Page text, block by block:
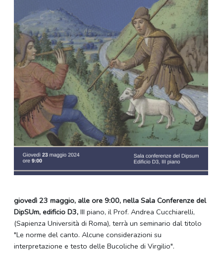
giovedì 23 maggio, alle ore 9:00, nella Sala Conferenze del
DipSUm, edificio D3, III piano, il Prof. Andrea Cucchiarelli,
(Sapienza Università di Roma), terrà un seminario dal titolo
"Le norme del canto. Alcune considerazioni su
interpretazione e testo delle Bucoliche di Virgilio".